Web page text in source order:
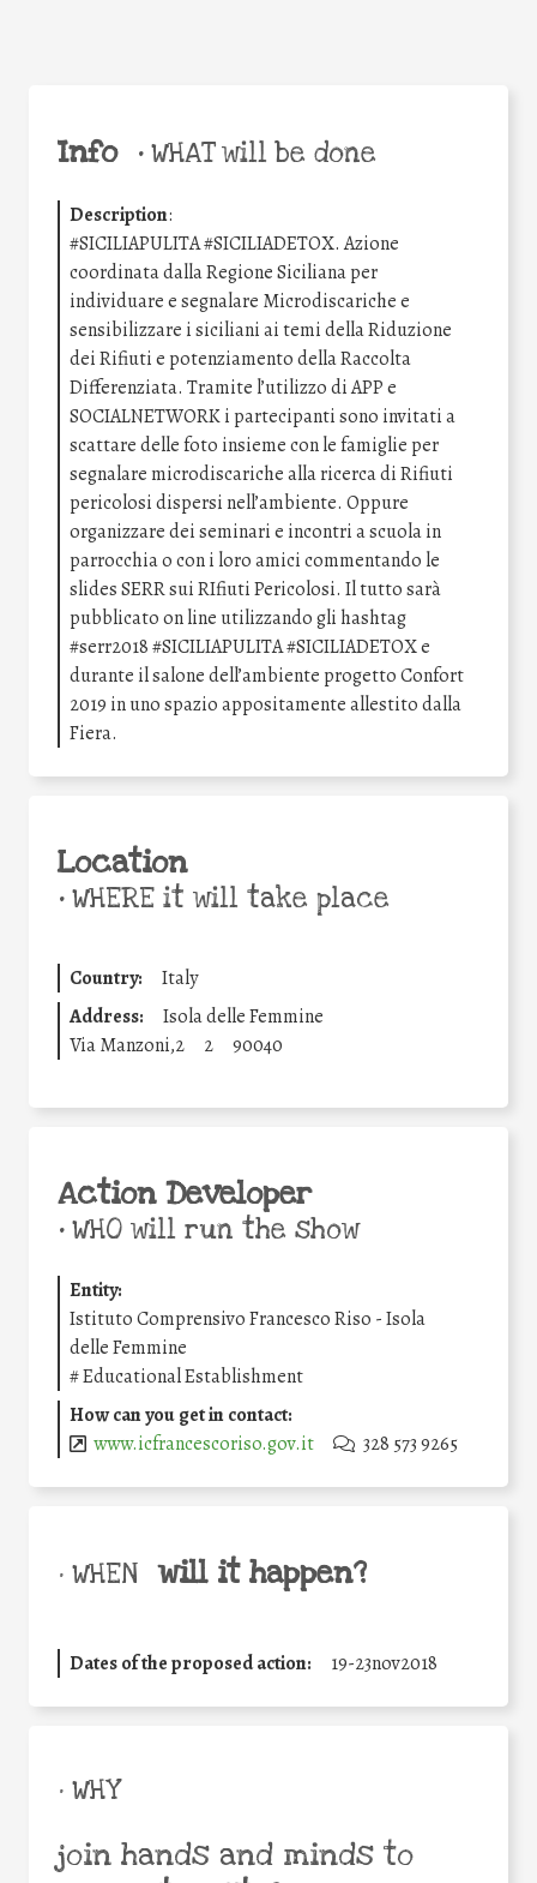
Info •WHAT will be done
Description:
#SICILIAPULITA #SICILIADETOX. Azione
coordinata dalla Regione Siciliana per
individuare e segnalare Microdiscariche e
sensibilizzare i siciliani ai temi della Riduzione
dei Rifiuti e potenziamento della Raccolta
Differenziata. Tramite l’utilizzo di APP e
SOCIALNETWORK i partecipanti sono invitati a
scattare delle foto insieme con le famiglie per
segnalare microdiscariche alla ricerca di Rifiuti
pericolosi dispersi nell’ambiente. Oppure
organizzare dei seminari e incontri a scuola in
parrocchia o con i loro amici commentando le
slides SERR sui RIfiuti Pericolosi. Il tutto sarà
pubblicato on line utilizzando gli hashtag
#serr2018 #SICILIAPULITA #SICILIADETOX e
durante il salone dell’ambiente progetto Confort
2019 in uno spazio appositamente allestito dalla
Fiera.
Location
•WHERE it will take place
Country:
Italy
Address:
Isola delle Femmine
Via Manzoni,2
2 90040
Action Developer
•WHO will run the show
Entity:
Istituto Comprensivo Francesco Riso - Isola
delle Femmine
#Educational Establishment
How can you get in contact:
www.icfrancescoriso.gov.it
328 573 9265
• WHEN will it happen?
Dates of the proposed action: 19-23nov2018
• WHY
join hands and minds to